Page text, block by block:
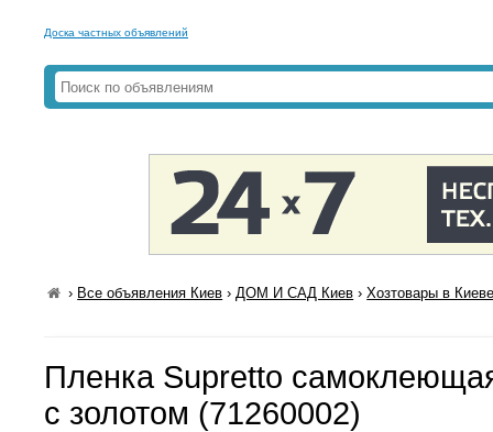
Доска частных объявлений
› Все объявления Киев ›ДОМ И САД Киев ›Хозтовары в
Пленка Supretto
с золотом (71260002)